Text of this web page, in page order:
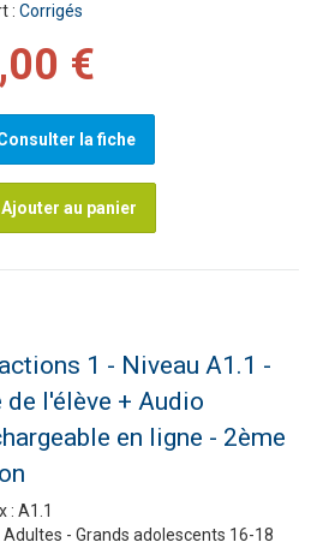
: Corrigés
€
la fiche
Ajouter au panier
1 - Niveau A1.1 -
de l'élève + Audio
en ligne - 2ème
: A1.1
Adultes - Grands adolescents 16-18